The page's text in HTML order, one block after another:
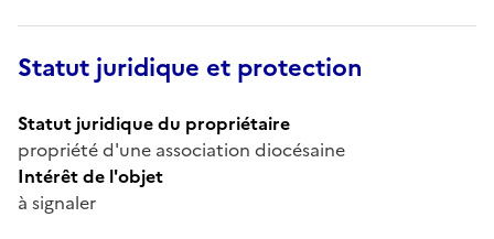
Statut juridique et protection
Statut juridique du propriétaire
propriété d'une association diocésaine
Intérêt de l'objet
à signaler